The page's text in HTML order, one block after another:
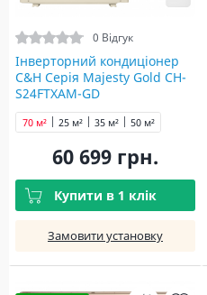
0 Відгук
Інверторний кондиціонер
C&H Серія Majesty Gold CH-
S24FTXAM-GD
25 м² 35 м² 50 м²
70 м²
60 699 грн.
Купити в 1 клік
Замовити установку